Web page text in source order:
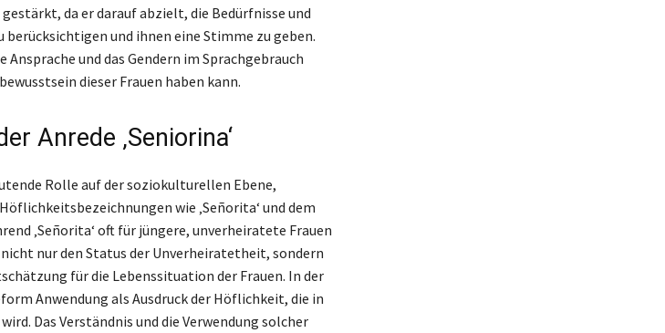
da er darauf abzielt, die Bedürfnisse und
und ihnen eine Stimme zu geben.
und das Gendern im Sprachgebrauch
dieser Frauen haben kann.
Anrede ‚Seniorina‘
Rolle auf der soziokulturellen Ebene,
wie ‚Señorita‘ und dem
‚Señorita‘ oft für jüngere, unverheiratete Frauen
nur den Status der Unverheiratetheit, sondern
für die Lebenssituation der Frauen. In der
Anwendung als Ausdruck der Höflichkeit, die in
Das Verständnis und die Verwendung solcher